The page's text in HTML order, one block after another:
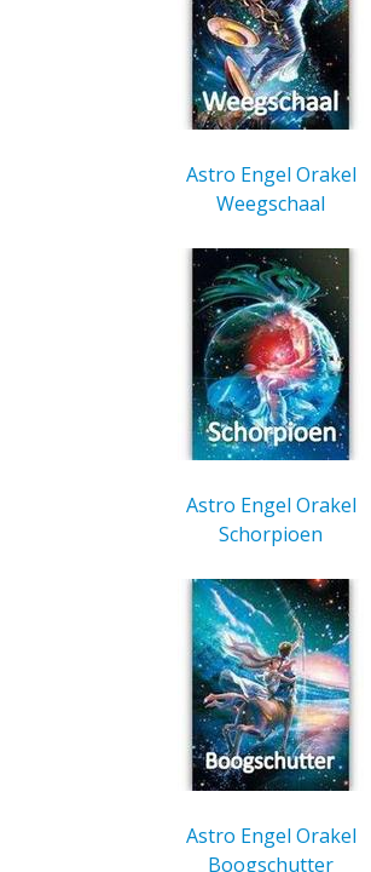
Astro Engel Orakel
Weegschaal
Astro Engel Orakel
Schorpioen
Astro Engel Orakel
Boogschutter